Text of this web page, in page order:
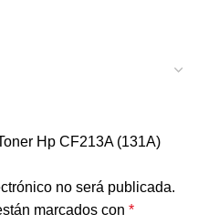
Hp CF213A (131A)
no será publicada.
marcados con *